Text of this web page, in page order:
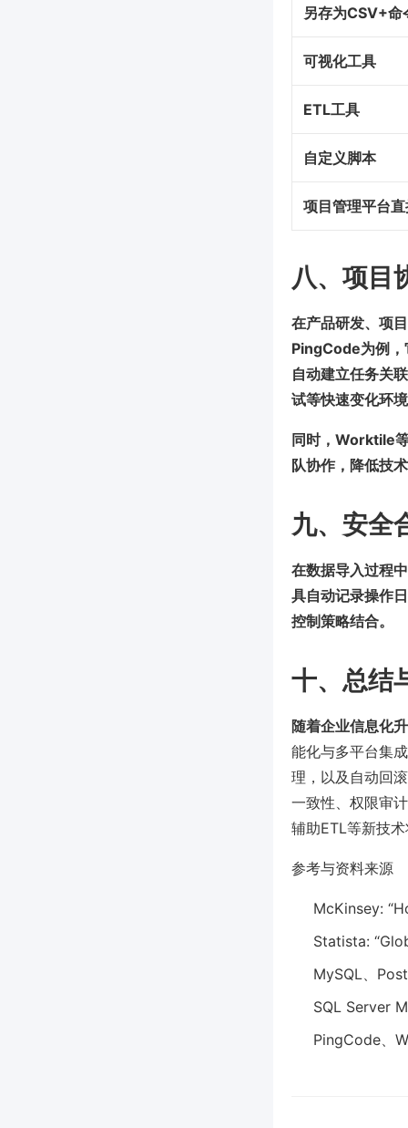
另存为CSV+命
可视化工具
ETL工具
自定义脚本
项目管理平台
八、项目
在产品研发、项
PingCode为例，
自动建立任务关
试等快速变化环
同时，Worktile
队协作，降低技
九、安全
在数据导入过程
具自动记录操作
控制策略结合。
十、总结
随着企业信息化
能化与多平台集
理，以及自动回
一致性、权限审
辅助ETL等新技
参考与资料来源
McKinsey:
Statista:
MySQL、
SQL Server
PingCode、